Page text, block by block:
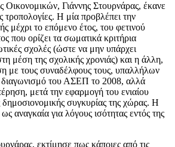
Οικονομικών, Γιάννης Στουρνάρας, έκανε
τροπολογίες. Η μία προβλέπει την
μέχρι το επόμενο έτος, του φετινού
που ορίζει τα σωματικά κριτήρια
σχολές (ώστε να μην υπάρχει
μέση της σχολικής χρονιάς) και η άλλη,
με τους συναδέλφους τους, υπαλλήλων
του ΑΣΕΠ το 2008, αλλά
μετά την εφαρμογή του ενιαίου
συγκυρίας της χώρας. Η
αναγκαία για λόγους ισότητας εντός της
εκτίμησε πως κάποιες από τις